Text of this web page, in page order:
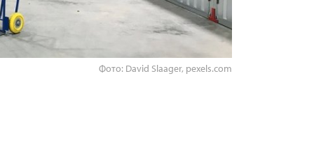
Фото: David Slaager, pexels.com